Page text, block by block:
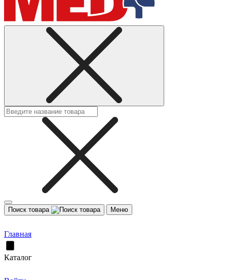
Поиск товара Меню
Главная
Каталог